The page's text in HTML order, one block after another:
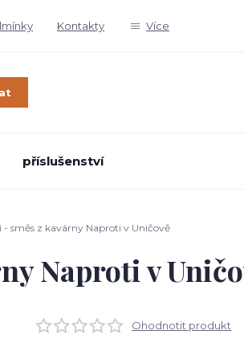
Kontakty Více
příslušenství
- směs z kavárny Naproti v Uničově
Naproti v
Ohodnotit produkt